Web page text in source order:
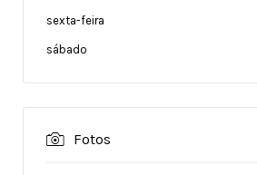
sexta-feira
sábado
Fotos